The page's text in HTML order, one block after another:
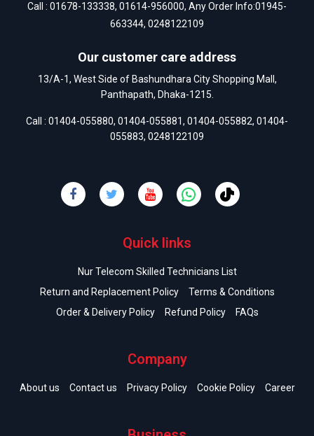
Call : 01678-133338, 01614-956000, Any Order Info:01945-
663344, 0248122109
Our customer care address
13/A-1, West Side of Bashundhara City Shopping Mall,
Panthapath, Dhaka-1215.
Call : 01404-055880, 01404-055881, 01404-055882, 01404-
055883, 0248122109
Quick links
Nur Telecom Skilled Technicians List
Return and Replacement Policy
Terms & Conditions
Order & Delivery Policy
Refund Policy FAQs
Company
About us Contact us Privacy Policy Cookie Policy Career